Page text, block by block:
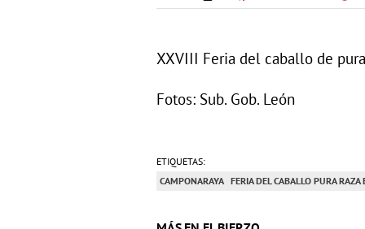
XXVIII Feria del caballo de
Fotos: Sub. Gob. León
ETIQUETAS:
CAMPONARAYA FERIA DEL CABALLO PURA